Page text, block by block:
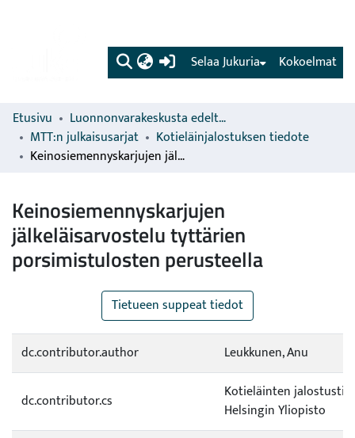
(current) Kokoelmat
Selaa Jukuria
Etusivu
Luonnonvarakeskusta edeltävien organisaatioiden sarjat
MTT:n julkaisusarjat
Kotieläinjalostuksen tiedote
Keinosiemennyskarjujen jälkeläisarvostelu tyttärien porsimistulosten perusteella
Keinosiemennyskarjujen
jälkeläisarvostelu tyttärien
porsimistulosten perusteella
Tietueen suppeat tiedot
dc.contributor.author Leukkunen, Anu
dc.contributor.cs
Kotieläinten
Helsingin Yliopisto